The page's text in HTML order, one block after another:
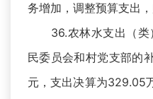
务增加，调整预算支出
36.农林水支出（类
民委员会和村党支部的
元，支出决算为329.05